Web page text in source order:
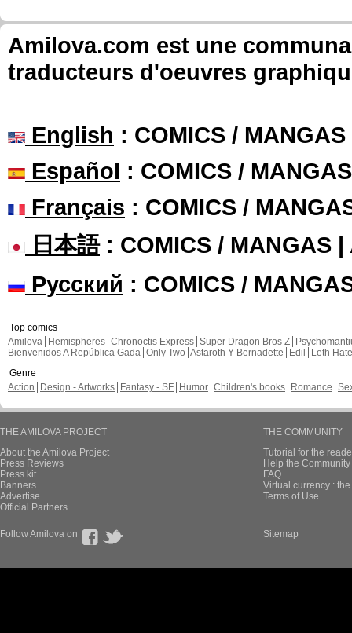
Amilova.com est une
traducteurs d'oeuvres
English : COMICS /
Español : COMICS /
Français : COMICS /
日本語: COMICS / MANGAS |
Русский : COMICS /
Top comics
Amilova
Hemispheres Chronoctis Express Super Dragon Bros Z
Bienvenidos A República Gada Only Two Astaroth Y Bernadette Edil
Leth Hate
Genre
Action
Design - Artworks Fantasy - SF Humor Children's books Romance
THE AMILOVA PROJECT
About the Amilova Project
Press Reviews
Press kit
Banners
Advertise
Official Partners
THE COMMUNITY
Tutorial for the
Help the
FAQ
Virtual currency :
Terms of Use
Follow Amilova on Sitemap